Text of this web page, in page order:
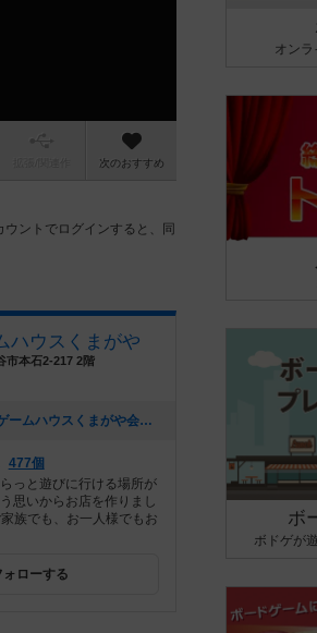
次のおすすめ
ントでログインすると、同
ハウスくまがや
市本石2-217 2階
[NEW] 第1回ボードゲームハウスくまがや会（2022年06月07日 13時27分）
477個
っと遊びに行ける場所が
思いからお店を作りまし
族でも、お一人様でもお
ォローする
オン
ボ
ボドゲが